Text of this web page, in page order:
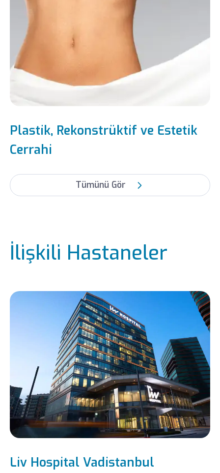
Plastik, Rekonstrüktif ve Estetik
Cerrahi
Tümünü Gör
İlişkili Hastaneler
Liv Hospital Vadistanbul